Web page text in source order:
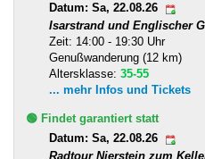
Datum: Sa, 22.08.26
Isarstrand und Englischer
Zeit: 14:00 - 19:30 Uhr
Genußwanderung (12 km)
Altersklasse: 35-55
... mehr Infos und Tickets
🟢 Findet garantiert statt
Datum: Sa, 22.08.26
Radtour Nierstein zum